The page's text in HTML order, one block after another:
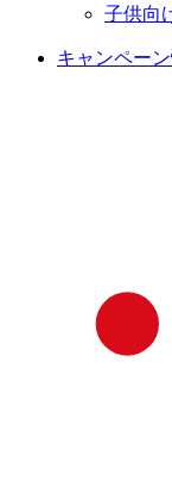
子供向
キャンペー